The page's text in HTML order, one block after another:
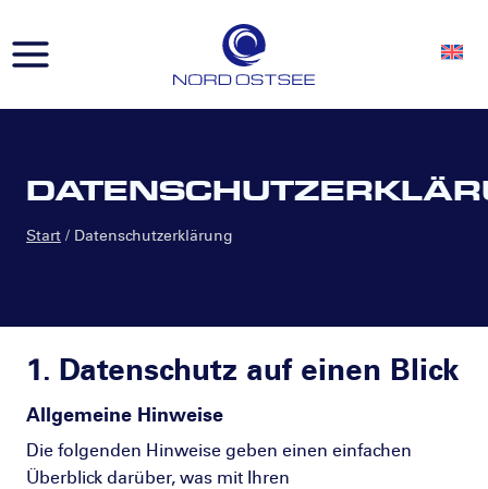
Inhalt
springen
Start / Datenschutzerklärung
1. Datenschutz auf einen Blick
Allgemeine Hinweise
Die folgenden Hinweise geben einen einfachen
Überblick darüber, was mit Ihren